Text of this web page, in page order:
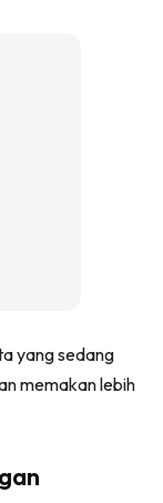
yang sedang
memakan lebih